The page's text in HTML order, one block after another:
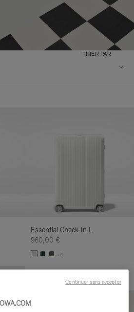
TRIER PAR
Essential Check-In L
960,00 €
+4
Continuer sans accepter